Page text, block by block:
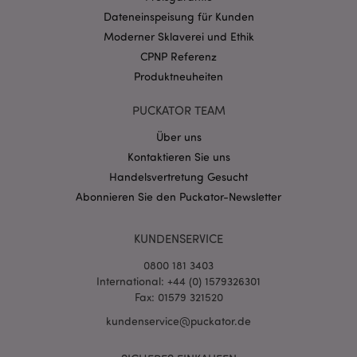
Dateneinspeisung für Kunden
Moderner Sklaverei und Ethik
CPNP Referenz
Produktneuheiten
PUCKATOR TEAM
Über uns
Kontaktieren Sie uns
Handelsvertretung Gesucht
Abonnieren Sie den Puckator-Newsletter
KUNDENSERVICE
0800 181 3403
International: +44 (0) 1579326301
Fax: 01579 321520
kundenservice@puckator.de
CookieScriptConsent
CookieScript
mage-cache-storage-section-